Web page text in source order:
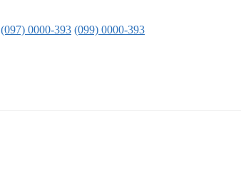
(097) 0000-393 (099) 0000-393